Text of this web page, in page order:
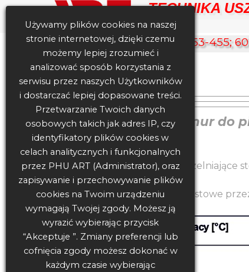
TECHNIKA
502-353-455;
Sznur do
Sznury termoizolacyjne uszczelniające
Sprzedajemy sznury bezazbestowe
Używamy plików cookies na naszej
stronie internetowej, dzięki czemu
możemy lepiej zrozumieć i
analizować sposób korzystania z
serwisu przez naszych Użytkowników
i dostarczać lepiej dopasowane treści.
Przetwarzanie Twoich danych
osobowych takich jak adres IP, czy
identyfikatory plików cookies w
celach analitycznych i funkcjonalnych
przez PHU ART (Administrator), oraz
zapisywanie i przechowywanie plików
cookies na Twoim urządzeniu
wymagają Twojej zgody. Możesz ją
wyrazić wybierając przycisk
“Akceptuje ”. Zmiany preferencji lub
cofnięcia zgody możesz dokonać w
każdym czasie wybierając